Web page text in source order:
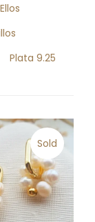
Ellos
Plata 9.25
Sold